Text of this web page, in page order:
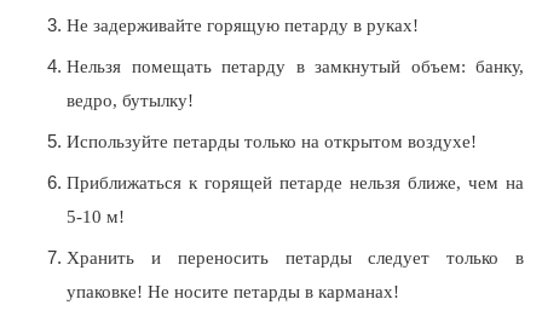
Не задерживайте горящую петарду в руках!
Нельзя помещать петарду в замкнутый объем: банку,
ведро, бутылку!
Используйте петарды только на открытом воздухе!
Приближаться к горящей петарде нельзя ближе, чем на
5-10 м!
Хранить и переносить петарды следует только в
упаковке! Не носите петарды в карманах!